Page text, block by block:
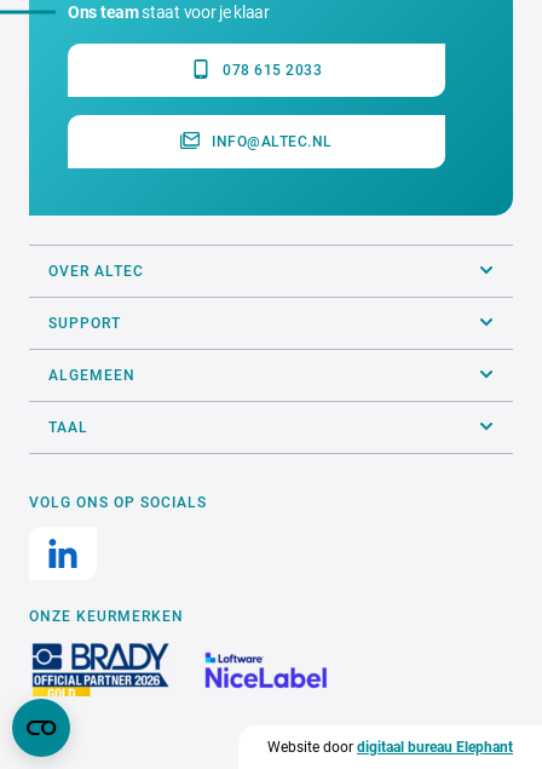
Ons teamstaat voor je klaar
078 615 2033
INFO@ALTEC.NL
OVER ALTEC
SUPPORT
ALGEMEEN
TAAL
VOLG ONS OP SOCIALS
ONZE KEURMERKEN
Website door digitaal bureau Elephant